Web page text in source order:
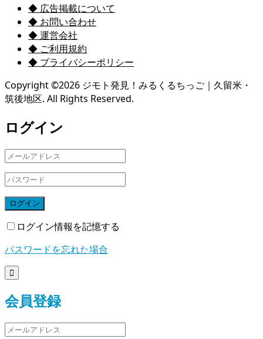
◆ 広告掲載について
◆ お問い合わせ
◆ 運営会社
◆ ご利用規約
◆ プライバシーポリシー
Copyright ©2026 ジモト発見！みるくるちっご｜久留米・
筑後地区. All Rights Reserved.
ログイン
ログイン
ログイン情報を記憶する
パスワードを忘れた場合

会員登録